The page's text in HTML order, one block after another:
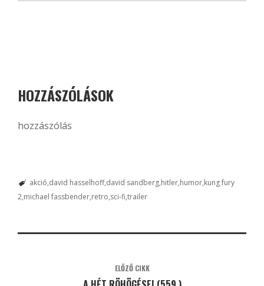
HOZZÁSZÓLÁSOK
hozzászólás
akció david hasselhoff david sandberg hitler humor kung fury
2 michael fassbender retro sci-fi trailer
ELŐZŐ CIKK